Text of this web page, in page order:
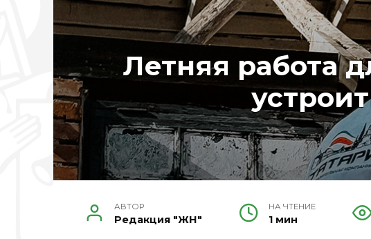
Летняя работа
АВТОР
Редакция "ЖН"
НА ЧТЕНИЕ
1 мин